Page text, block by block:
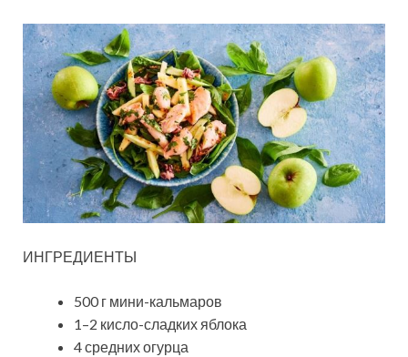
ИНГРЕДИЕНТЫ
500 г мини-кальмаров
1–2 кисло-сладких яблока
4 средних огурца